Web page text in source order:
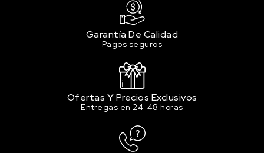
Garantía De Calidad
Pagos seguros
Ofertas Y Precios Exclusivos
Entregas en 24-48 horas